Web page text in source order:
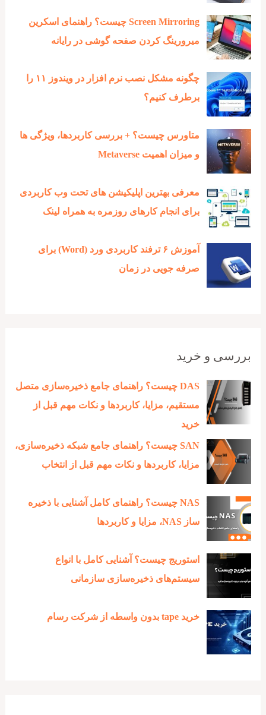
Screen Mirroring چیست؟ راهنمای اسکرین
میرورینگ کردن صفحه گوشی در رایانه
چگونه مشکل نصب نرم افزار در ویندوز ۱۱ را
برطرف کنیم؟
متاورس چیست؟ + بررسی کاربردها، ویژگی ها
و میزان اهمیت Metaverse
معرفی بهترین اپلیکیشن های تحت وب کاربردی
برای انجام کارهای روزمره به همراه لینک
آموزش ۶ ترفند کاربردی ورد (Word) برای
صرفه جویی در زمان
بررسی و خرید
DAS چیست؟ راهنمای جامع ذخیره‌سازی متصل
مستقیم، مزایا، کاربردها و نکات مهم قبل از
خرید
SAN چیست؟ راهنمای جامع شبکه ذخیره‌سازی،
مزایا، کاربردها و نکات مهم قبل از انتخاب
NAS چیست؟ راهنمای کامل آشنایی با ذخیره‌
ساز NAS، مزایا و کاربردها
استوریج چیست؟ آشنایی کامل با انواع
سیستم‌های ذخیره‌سازی سازمانی
خرید tape بدون واسطه از شرکت رسام